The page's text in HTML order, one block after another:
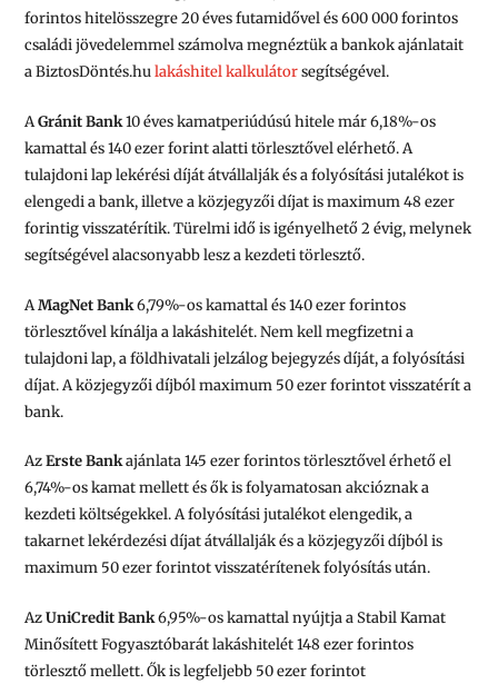
forintos hitelösszegre 20 éves futamidővel és 600 000 forintos
családi jövedelemmel számolva megnéztük a bankok ajánlatait
a BiztosDöntés.hulakáshitel kalkulátorsegítségével.
AGránit Bank10 éves kamatperiúdúsú hitele már 6,18%-os
kamattal és 140 ezer forint alatti törlesztővel elérhető. A
tulajdoni lap lekérési díját átvállalják és a folyósítási jutalékot is
elengedi a bank, illetve a közjegyzői díjat is maximum 48 ezer
forintig visszatérítik. Türelmi idő is igényelhető 2 évig, melynek
segítségével alacsonyabb lesz a kezdeti törlesztő.
AMagNet Bank6,79%-os kamattal és 140 ezer forintos
törlesztővel kínálja a lakáshitelét. Nem kell megfizetni a
tulajdoni lap, a földhivatali jelzálog bejegyzés díját, a folyósítási
díjat. A közjegyzői díjból maximum 50 ezer forintot visszatérít a
bank.
AzErste Bankajánlata 145 ezer forintos törlesztővel érhető el
6,74%-os kamat mellett és ők is folyamatosan akcióznak a
kezdeti költségekkel. A folyósítási jutalékot elengedik, a
takarnet lekérdezési díjat átvállalják és a közjegyzői díjból is
maximum 50 ezer forintot visszatérítenek folyósítás után.
AzUniCredit Bank6,95%-os kamattal nyújtja a Stabil Kamat
Minősített Fogyasztóbarát lakáshitelét 148 ezer forintos
törlesztő mellett. Ők is legfeljebb 50 ezer forintot